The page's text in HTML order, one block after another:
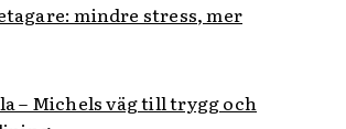
mindre stress, mer
– Michels väg till trygg och